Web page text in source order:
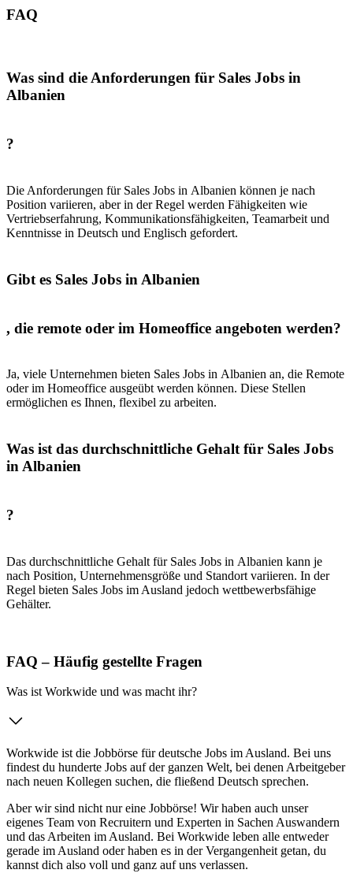
FAQ
Was sind die Anforderungen für Sales Jobs in
Albanien
?
Die Anforderungen für Sales Jobs in Albanien können je nach
Position variieren, aber in der Regel werden Fähigkeiten wie
Vertriebserfahrung, Kommunikationsfähigkeiten, Teamarbeit und
Kenntnisse in Deutsch und Englisch gefordert.
Gibt es Sales Jobs in Albanien
, die remote oder im Homeoffice angeboten werden?
Ja, viele Unternehmen bieten Sales Jobs in Albanien an, die Remote
oder im Homeoffice ausgeübt werden können. Diese Stellen
ermöglichen es Ihnen, flexibel zu arbeiten.
Was ist das durchschnittliche Gehalt für Sales Jobs
in Albanien
?
Das durchschnittliche Gehalt für Sales Jobs in Albanien kann je
nach Position, Unternehmensgröße und Standort variieren. In der
Regel bieten Sales Jobs im Ausland jedoch wettbewerbsfähige
Gehälter.
FAQ – Häufig gestellte Fragen
Was ist Workwide und was macht ihr?
Workwide ist die Jobbörse für deutsche Jobs im Ausland. Bei uns
findest du hunderte Jobs auf der ganzen Welt, bei denen Arbeitgeber
nach neuen Kollegen suchen, die fließend Deutsch sprechen.
Aber wir sind nicht nur eine Jobbörse! Wir haben auch unser
eigenes Team von Recruitern und Experten in Sachen Auswandern
und das Arbeiten im Ausland. Bei Workwide leben alle entweder
gerade im Ausland oder haben es in der Vergangenheit getan, du
kannst dich also voll und ganz auf uns verlassen.